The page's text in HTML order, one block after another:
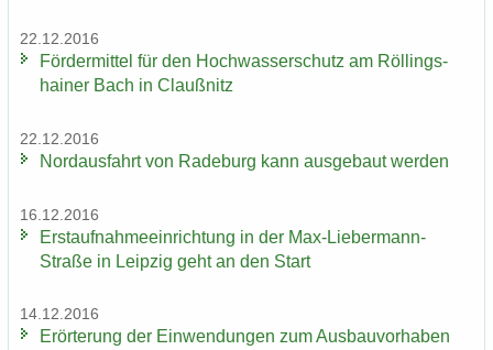
22.12.2016
För­der­mit­tel für den Hoch­was­ser­schutz am Röl­lings­
hai­ner Bach in Clau­ß­nitz
22.12.2016
Nord­aus­fahrt von Ra­de­burg kann aus­ge­baut wer­den
16.12.2016
Erst­auf­nah­me­ein­rich­tung in der Max-​Liebermann-
Straße in Leip­zig geht an den Start
14.12.2016
Er­ör­te­rung der Ein­wen­dun­gen zum Aus­bau­vor­ha­ben